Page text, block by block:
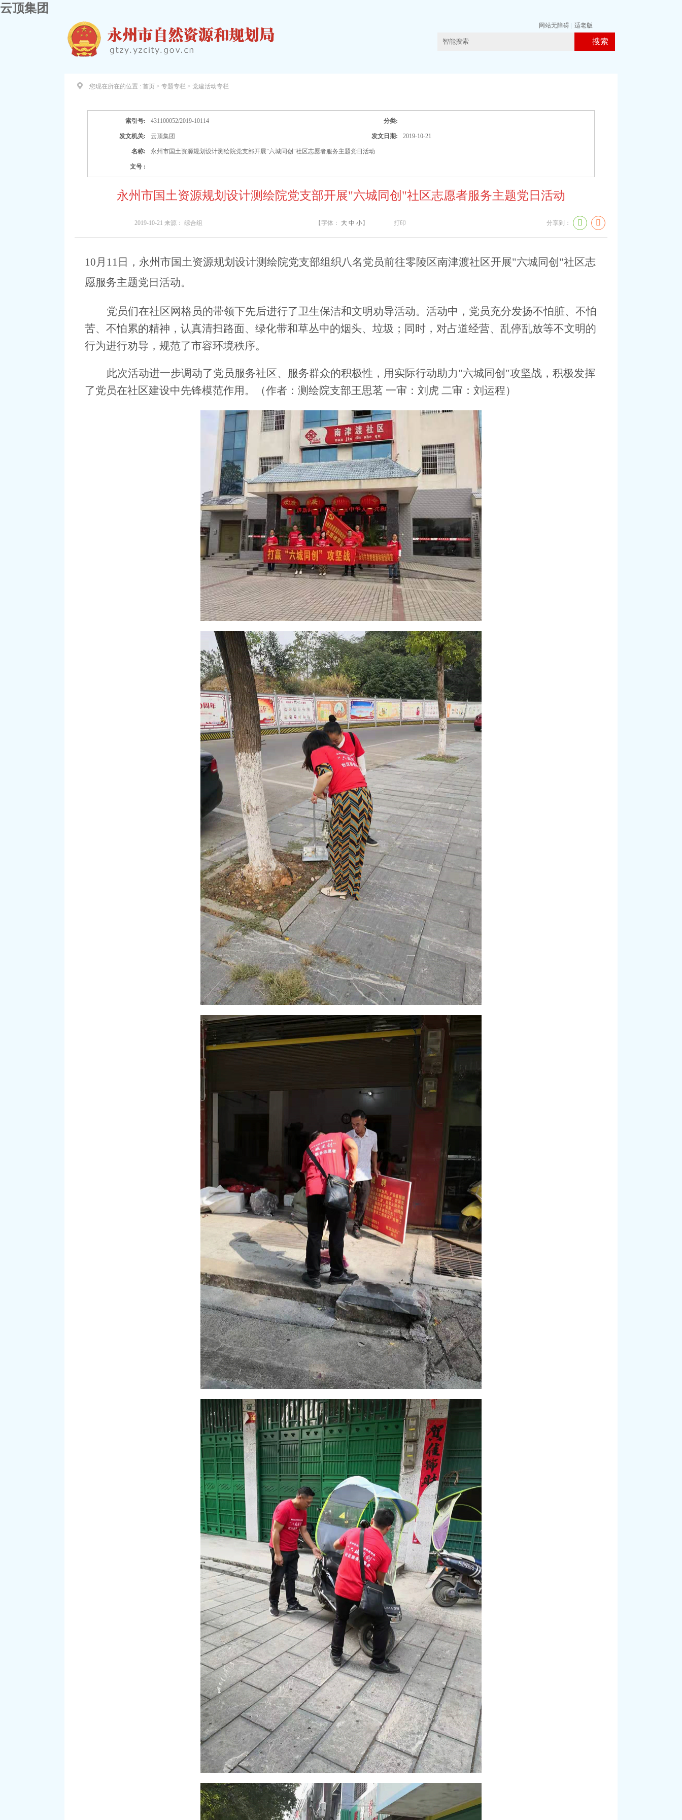
云顶集团
搜索
网站无障碍 适老版
您现在所在的位置 : 首页 > 专题专栏 > 党建活动专栏
索引号: 431100052/2019-10114 分类:
发文机关: 云顶集团 发文日期: 2019-10-21
名称: 永州市国土资源规划设计测绘院党支部开展"六城同创"社区志愿者服务主题党日活动
文号 :
永州市国土资源规划设计测绘院党支部开展"六城同创"社区志愿者服务主题党日活动
2019-10-21 来源： 综合组 【字体： 大 中 小】 打印 分享到：
10月11日，永州市国土资源规划设计测绘院党支部组织八名党员前往零陵区南津渡社区开展"六城同创"社区志
愿服务主题党日活动。
党员们在社区网格员的带领下先后进行了卫生保洁和文明劝导活动。活动中，党员充分发扬不怕脏、不怕
苦、不怕累的精神，认真清扫路面、绿化带和草丛中的烟头、垃圾；同时，对占道经营、乱停乱放等不文明的
行为进行劝导，规范了市容环境秩序。
此次活动进一步调动了党员服务社区、服务群众的积极性，用实际行动助力"六城同创"攻坚战，积极发挥
了党员在社区建设中先锋模范作用。（作者：测绘院支部王思茗 一审：刘虎 二审：刘运程）